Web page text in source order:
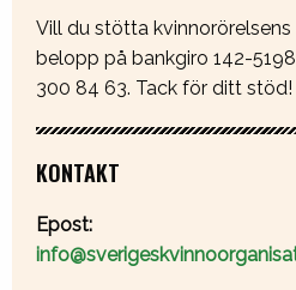
Vill du stötta
belopp på bankgiro 142-
300 84 63. Tack för ditt stöd!
KONTAKT
Epost: